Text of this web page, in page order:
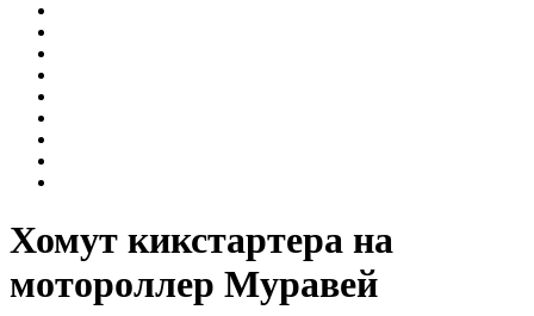
Хомут кикстартера на
мотороллер Муравей